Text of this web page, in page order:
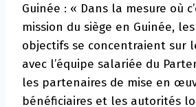
Guinée : « Dans la mesure où
mission du siège en Guinée,
objectifs se concentraient sur
avec l’équipe salariée du
les partenaires de mise en
bénéficiaires et les autorités